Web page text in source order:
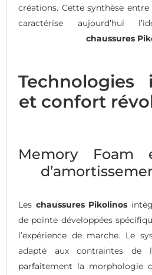
créations. Cette synthèse
caractérise aujourd’hui
chaussures
Technologies
et confort
Memory Foam
Les chaussures Pikolinos
de pointe développées
l’expérience de marche. Le
adapté aux contraintes de
parfaitement la morphologie